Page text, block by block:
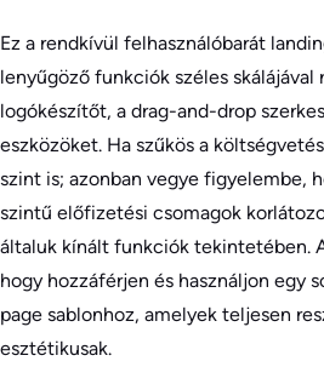
Ez a rendkívül felhasználóbarát
lenyűgöző funkciók széles
logókészítőt, a drag-and-drop
eszközöket. Ha szűkös a
szint is; azonban vegye figyelembe,
szintű előfizetési csomagok
általuk kínált funkciók tekintetében.
hogy hozzáférjen és használjon egy
page sablonhoz, amelyek teljesen
esztétikusak.